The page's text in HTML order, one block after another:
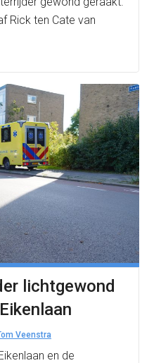
Rick ten Cate van
lichtgewond
Veenstra
en de